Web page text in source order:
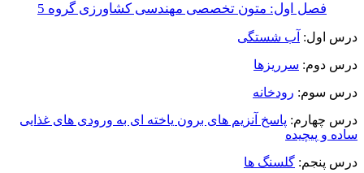
فصل اول: متون تخصصی مهندسی کشاورزی گروه 5
درس اول: آب شستگی
درس دوم: سرريزها
درس سوم: رودخانه
درس چهارم: پاسخ آنزیم های برون یاخته ای به ورودی های غذایی
ساده و پیچیده
درس پنجم: گلسنگ ها